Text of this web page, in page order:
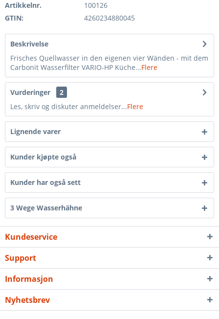
Artikkelnr.
100126
GTIN:
4260234880045
Beskrivelse
Frisches Quellwasser in den eigenen vier Wänden - mit dem
Carbonit Wasserfilter VARIO-HP Küche...Flere
Vurderinger
2
Les, skriv og diskuter anmeldelser...Flere
Lignende varer
Kunder kjøpte også
Kunder har også sett
3 Wege Wasserhähne
Kundeservice
Support
Informasjon
Nyhetsbrev